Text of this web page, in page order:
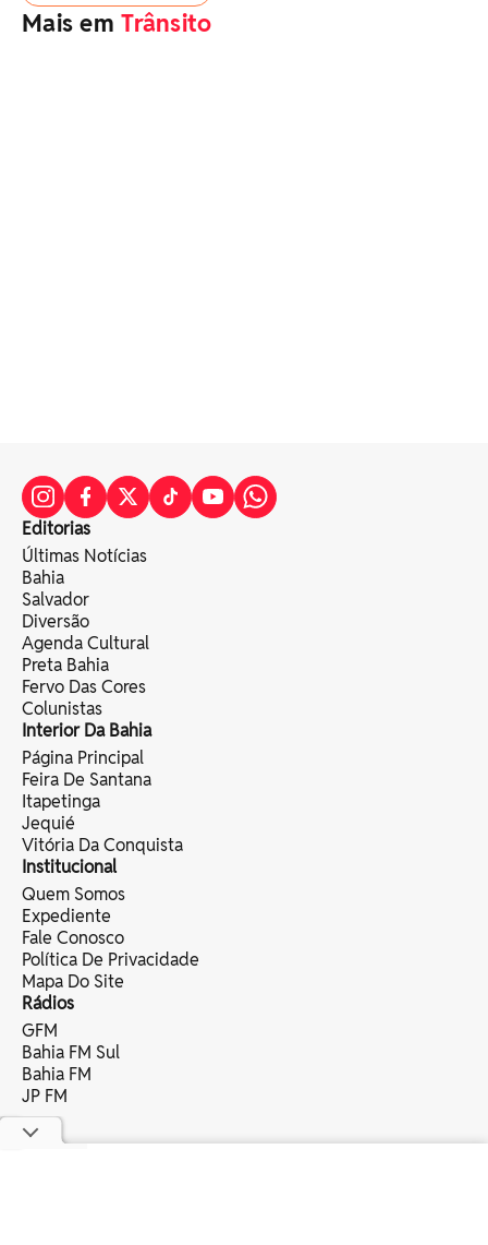
Mais emTrânsito
Editorias
Últimas Notícias
Bahia
Salvador
Diversão
Agenda Cultural
Preta Bahia
Fervo Das Cores
Colunistas
Interior Da Bahia
Página Principal
Feira De Santana
Itapetinga
Jequié
Vitória Da Conquista
Institucional
Quem Somos
Expediente
Fale Conosco
Política De Privacidade
Mapa Do Site
Rádios
GFM
Bahia FM Sul
Bahia FM
JP FM